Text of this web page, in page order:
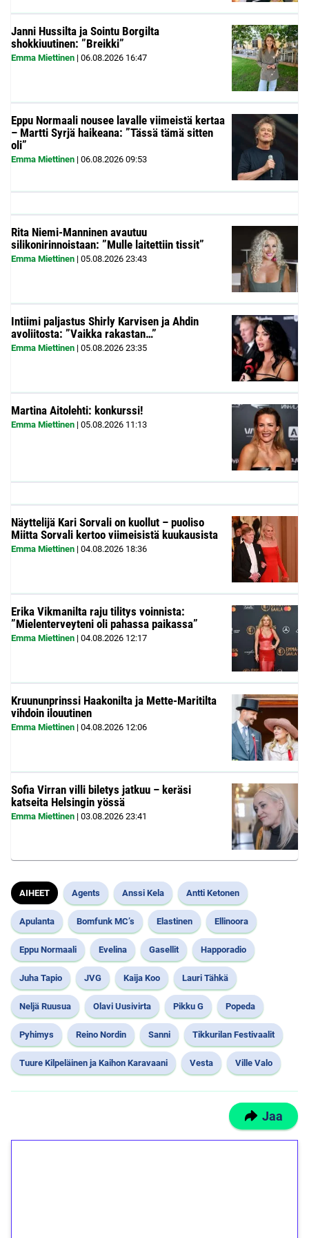
Janni Hussilta ja Sointu Borgilta
shokkiuutinen: ”Breikki”
Emma Miettinen | 06.08.2026 16:47
Eppu Normaali nousee lavalle viimeistä kertaa
– Martti Syrjä haikeana: ”Tässä tämä sitten
oli”
Emma Miettinen | 06.08.2026 09:53
Rita Niemi-Manninen avautuu
silikonirinnoistaan: ”Mulle laitettiin tissit”
Emma Miettinen | 05.08.2026 23:43
Intiimi paljastus Shirly Karvisen ja Ahdin
avoliitosta: ”Vaikka rakastan…”
Emma Miettinen | 05.08.2026 23:35
Martina Aitolehti: konkurssi!
Emma Miettinen | 05.08.2026 11:13
Näyttelijä Kari Sorvali on kuollut – puoliso
Miitta Sorvali kertoo viimeisistä kuukausista
Emma Miettinen | 04.08.2026 18:36
Erika Vikmanilta raju tilitys voinnista:
”Mielenterveyteni oli pahassa paikassa”
Emma Miettinen | 04.08.2026 12:17
Kruununprinssi Haakonilta ja Mette-Maritilta
vihdoin ilouutinen
Emma Miettinen | 04.08.2026 12:06
Sofia Virran villi biletys jatkuu – keräsi
katseita Helsingin yössä
Emma Miettinen | 03.08.2026 23:41
AIHEET Agents Anssi Kela Antti Ketonen
Apulanta Bomfunk MC’s Elastinen Ellinoora
Eppu Normaali Evelina Gasellit Happoradio
Juha Tapio JVG Kaija Koo Lauri Tähkä
Neljä Ruusua Olavi Uusivirta Pikku G Popeda
Pyhimys Reino Nordin Sanni Tikkurilan Festivaalit
Tuure Kilpeläinen ja Kaihon Karavaani Vesta Ville Valo
Jaa